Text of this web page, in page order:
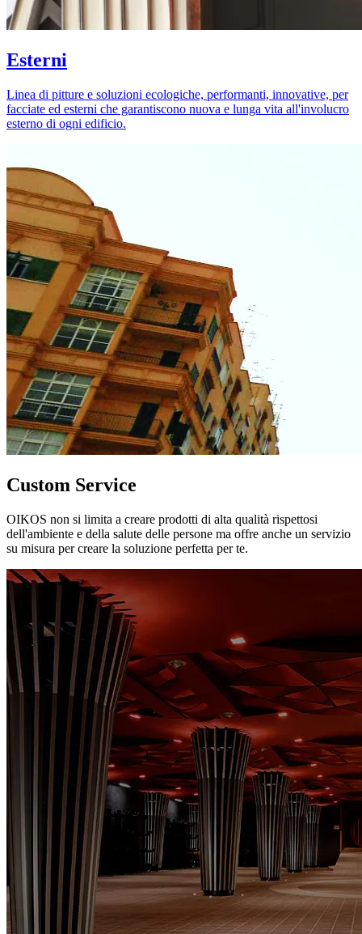
Esterni
Linea di pitture e soluzioni ecologiche, performanti, innovative, per
facciate ed esterni che garantiscono nuova e lunga vita all'involucro
esterno di ogni edificio.
Custom Service
OIKOS non si limita a creare prodotti di alta qualità rispettosi
dell'ambiente e della salute delle persone ma offre anche un servizio
su misura per creare la soluzione perfetta per te.